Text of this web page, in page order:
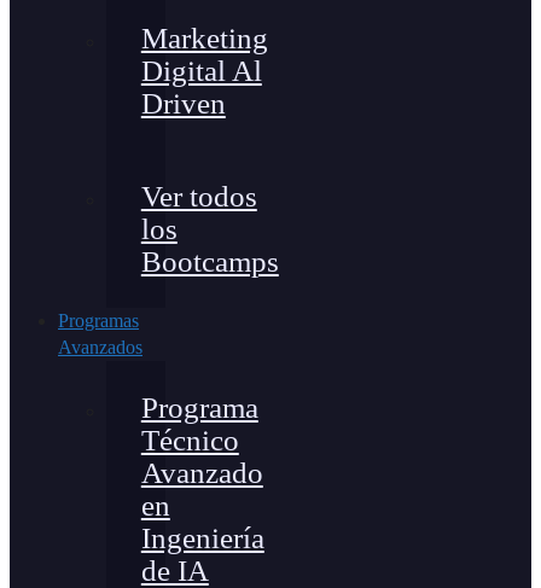
Marketing
Digital Al
Driven
Ver todos
los
Bootcamps
Programas
Avanzados
Programa
Técnico
Avanzado
en
Ingeniería
de IA